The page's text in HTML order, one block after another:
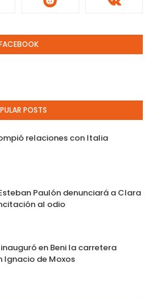
POSTS
relaciones con Italia
Paulón denunciará a Clara
al odio
en Beni la carretera
Ignacio de Moxos